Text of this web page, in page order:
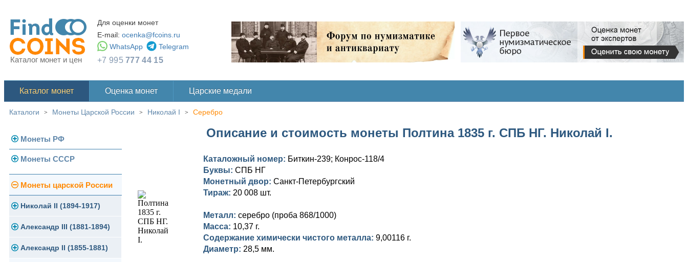
Каталог монет и цен
Для оценки монет
E-mail: ocenka@fcoins.ru
WhatsApp
Telegram
+7 995777 44 15
Каталог монет Оценка монет Царские медали
Каталоги > Монеты Царской России > Николай I > Серебро
Монеты РФ
Современная Россия
Монеты 1991-1993 гг.
Памятные и юбилейные
Монеты СССР
Погодовка СССР
Монеты 1958 года
Золотые червонцы
Памятные и юбилейные
Монеты царской России
Николай II (1894-1917)
Золото
Серебро
Александр III (1881-1894)
Золото
Александр II (1855-1881)
Описание и стоимость монеты Полтина 1835 г. СПБ НГ. Николай I.
Каталожный номер: Биткин-239; Конрос-118/4
Буквы: СПБ НГ
Монетный двор: Санкт-Петербургский
Тираж: 20 008 шт.
Металл: серебро (проба 868/1000)
Масса: 10,37 г.
Содержание химически чистого металла: 9,00116 г.
Диаметр: 28,5 мм.